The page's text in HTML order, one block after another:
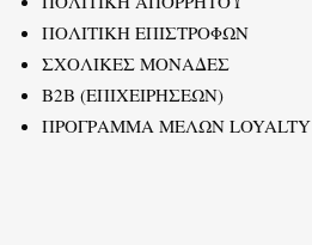
ΠΟΛΙΤΙΚΗ ΕΠΙΣΤΡΟΦΩΝ
ΣΧΟΛΙΚΕΣ ΜΟΝΑΔΕΣ
B2B (ΕΠΙΧΕΙΡΗΣΕΩΝ)
ΠΡΟΓΡΑΜΜΑ ΜΕΛΩΝ LOYALTY